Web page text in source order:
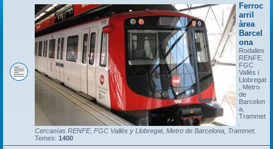
Ferroc
arril
àrea
Barcel
ona
Rodalies
RENFE,
FGC
Vallès i
Llobregat
, Metro
de
Barcelon
a,
Trammet
Cercanías RENFE, FGC Vallés y Llobregat, Metro de Barcelona, Trammet.
Temes: 1400